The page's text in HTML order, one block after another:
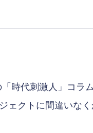
時代刺激人」コラ
ェクトに間違いな